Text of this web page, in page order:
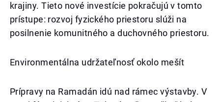
krajiny. Tieto nové investície pokračujú v tomto
prístupe: rozvoj fyzického priestoru slúži na
posilnenie komunitného a duchovného priestoru.
Environmentálna udržateľnosť okolo mešít
Prípravy na Ramadán idú nad rámec výstavby. V